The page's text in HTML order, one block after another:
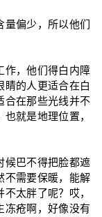
量偏少，所以他们
作，他们得白内障
睛的人更适合在白
合在那些光线并不
就是地理位置，
候巴不得把脸都遮
不需要保暖，能解
太胖了呢？哎，
冻疮啊，好像没有